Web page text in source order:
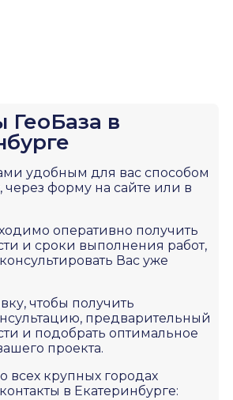
ГеоБаза в
удобным для вас способом
форму на сайте или в
оперативно получить
и сроки выполнения работ,
Вас уже
чтобы получить
предварительный
и подобрать оптимальное
проекта.
всех крупных городах
в Екатеринбурге: